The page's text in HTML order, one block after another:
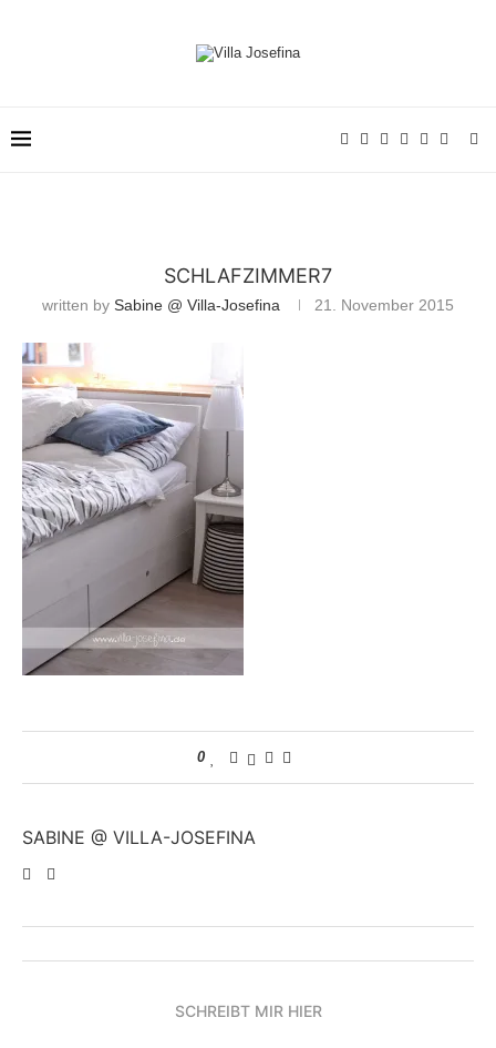
SCHLAFZIMMER7
written by Sabine @ Villa-Josefina 21. November 2015
0
SABINE @ VILLA-JOSEFINA
SCHREIBT MIR HIER